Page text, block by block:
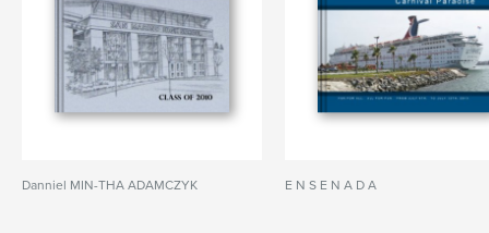
Danniel MIN-THA ADAMCZYK E N S E N A D A